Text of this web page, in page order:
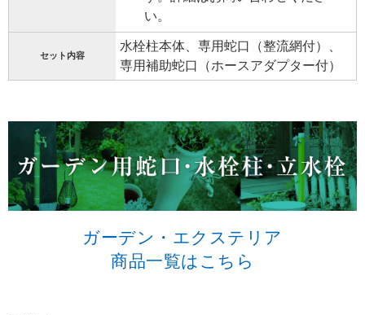
い。
セット内容
水栓柱本体、専用蛇口（整流網付）、
専用補助蛇口（ホースアダプター付）
ガーデン・エクステリア
商品一覧はこちら